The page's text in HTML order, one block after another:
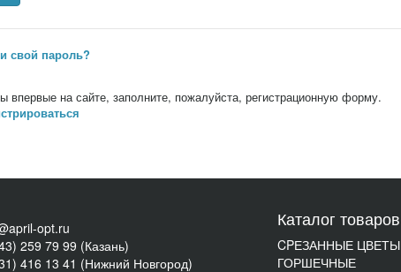
свой пароль?
впервые на сайте, заполните, пожалуйста, регистрационную форму.
opt.ru
259 79 99 (Казань)
416 13 41 (Нижний Новгород)
Каталог товаров
CPЕЗАННЫЕ ЦВЕТЫ
ГОРШЕЧНЫЕ